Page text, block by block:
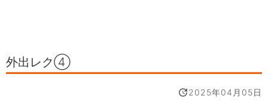
外出レク④
2025年04月05日